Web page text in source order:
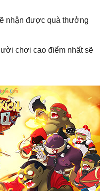
nhận được quà thưởng
chơi cao điểm nhất sẽ